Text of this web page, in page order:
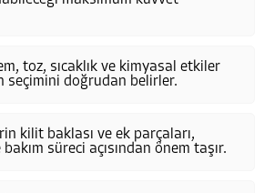
toz, sıcaklık ve kimyasal etkiler
seçimini doğrudan belirler.
kilit baklası ve ek parçaları,
süreci açısından önem taşır.